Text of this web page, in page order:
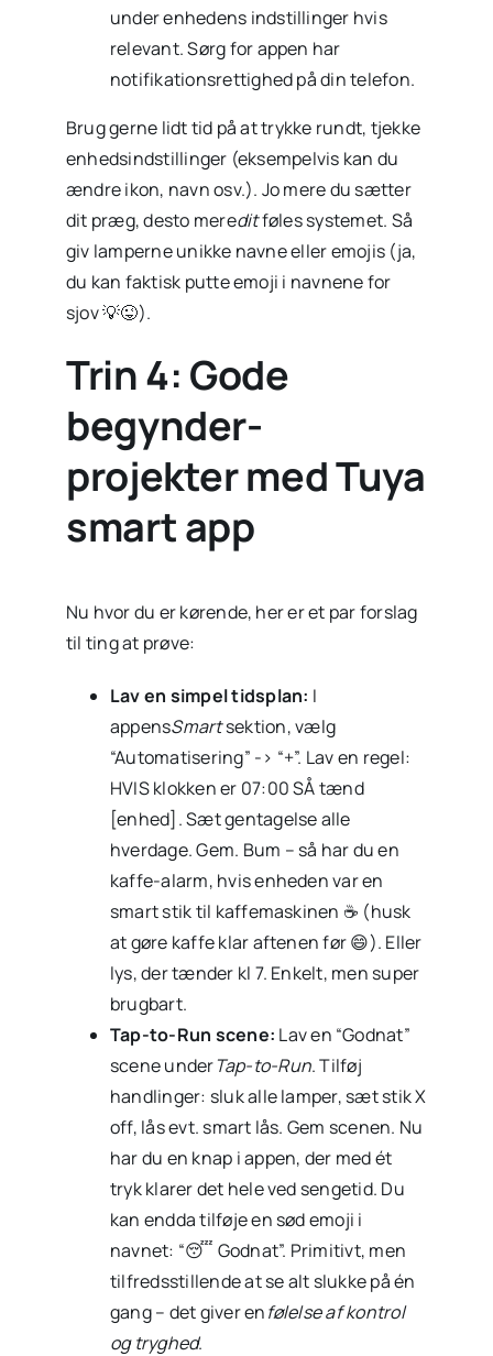
under enhedens indstillinger hvis
relevant. Sørg for appen har
notifikationsrettighed på din telefon.
Brug gerne lidt tid på at trykke rundt, tjekke
enhedsindstillinger (eksempelvis kan du
ændre ikon, navn osv.). Jo mere du sætter
dit præg, desto mereditføles systemet. Så
giv lamperne unikke navne eller emojis (ja,
du kan faktisk putte emoji i navnene for
sjov 💡😜).
Trin 4: Gode
begynder-
projekter med Tuya
smart app
Nu hvor du er kørende, her er et par forslag
til ting at prøve:
Lav en simpel tidsplan: I
appensSmartsektion, vælg
“Automatisering” -> “+”. Lav en regel:
HVIS klokken er 07:00 SÅ tænd
[enhed]. Sæt gentagelse alle
hverdage. Gem. Bum – så har du en
kaffe-alarm, hvis enheden var en
smart stik til kaffemaskinen ☕ (husk
at gøre kaffe klar aftenen før 😄). Eller
lys, der tænder kl 7. Enkelt, men super
brugbart.
Tap-to-Run scene: Lav en “Godnat”
scene underTap-to-Run. Tilføj
handlinger: sluk alle lamper, sæt stik X
off, lås evt. smart lås. Gem scenen. Nu
har du en knap i appen, der med ét
tryk klarer det hele ved sengetid. Du
kan endda tilføje en sød emoji i
navnet: “😴 Godnat”. Primitivt, men
tilfredsstillende at se alt slukke på én
gang – det giver enfølelse af kontrol
og tryghed.